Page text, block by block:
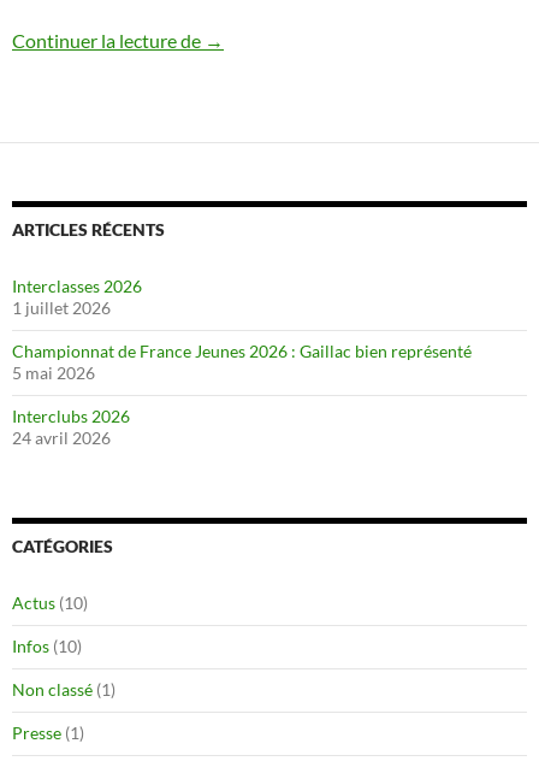
Continuer la lecture de Franck Maniquant à Gaillac
→
ARTICLES RÉCENTS
Interclasses 2026
1 juillet 2026
Championnat de France Jeunes 2026 : Gaillac bien représenté
5 mai 2026
Interclubs 2026
24 avril 2026
CATÉGORIES
Actus (10)
Infos (10)
Non classé (1)
Presse (1)